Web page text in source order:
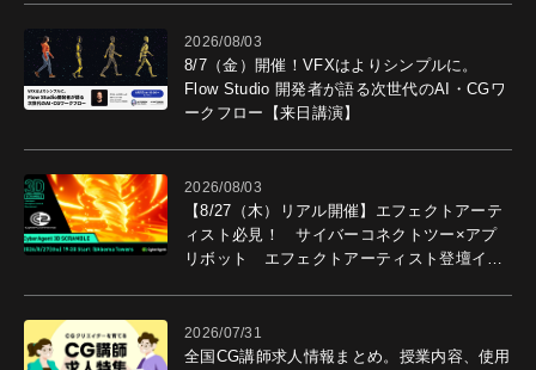
2026/08/03
8/7（金）開催！VFXはよりシンプルに。
Flow Studio 開発者が語る次世代のAI・CGワ
ークフロー【来日講演】
2026/08/03
【8/27（木）リアル開催】エフェクトアーテ
ィスト必見！ サイバーコネクトツー×アプ
リボット エフェクトアーティスト登壇イベ
2026/07/31
全国CG講師求人情報まとめ。授業内容、使用